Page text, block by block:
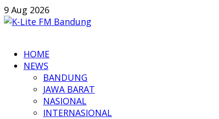
Skip
to
9 Aug 2026
Lite
Bandung
HOME
NEWS
BANDUNG
JAWA BARAT
NASIONAL
INTERNASIONAL